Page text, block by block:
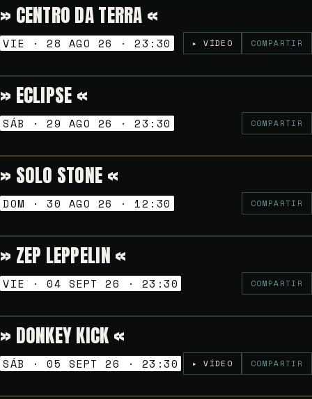
NOCHES GOLFAS
» CENTRO DA TERRA «
VIE · 28 AGO 26 · 23:30 ▸ VÍDEO COMPARTIR
NOCHES GOLFAS
» ECLIPSE «
SÁB · 29 AGO 26 · 23:30 COMPARTIR
VERMUT SESSION
» SOLO STONE «
DOM · 30 AGO 26 · 12:30 COMPARTIR
NOCHES GOLFAS
» ZEP LEPPELIN «
VIE · 04 SEPT 26 · 23:30 COMPARTIR
NOCHES GOLFAS
» DONKEY KICK «
SÁB · 05 SEPT 26 · 23:30 ▸ VÍDEO COMPARTIR